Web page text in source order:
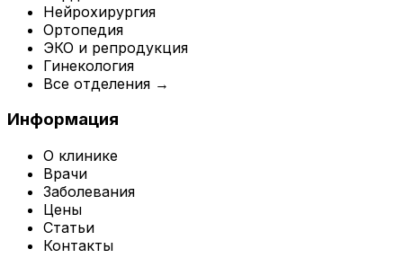
Нейрохирургия
Ортопедия
ЭКО и репродукция
Гинекология
Все отделения →
Информация
О клинике
Врачи
Заболевания
Цены
Статьи
Контакты